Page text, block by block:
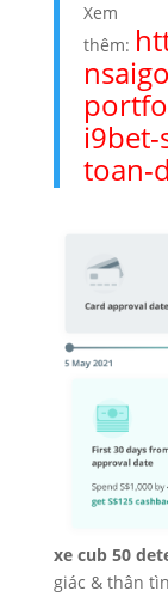
Xem
thêm:
toan-
xe cub 50
giác & thân